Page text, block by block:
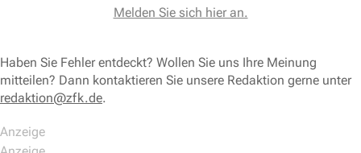
Melden Sie sich hier an.
Haben Sie Fehler entdeckt? Wollen Sie uns Ihre Meinung
mitteilen? Dann kontaktieren Sie unsere Redaktion gerne unter
redaktion@zfk.de.